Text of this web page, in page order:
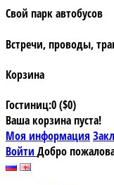
Свой парк автобусов
Встречи, проводы,
Корзина
Гостиниц:0 ($0)
Ваша корзина пуста!
Моя информация
Войти Добро